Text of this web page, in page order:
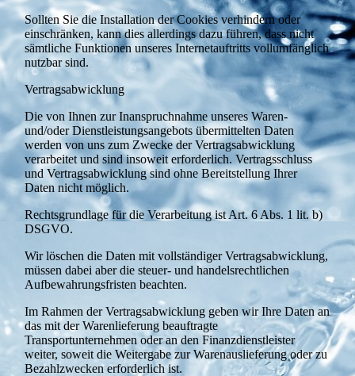
Sollten Sie die Installation der Cookies verhindern oder
einschränken, kann dies allerdings dazu führen, dass nicht
sämtliche Funktionen unseres Internetauftritts vollumfänglich
nutzbar sind.
Vertragsabwicklung
Die von Ihnen zur Inanspruchnahme unseres Waren-
und/oder Dienstleistungsangebots übermittelten Daten
werden von uns zum Zwecke der Vertragsabwicklung
verarbeitet und sind insoweit erforderlich. Vertragsschluss
und Vertragsabwicklung sind ohne Bereitstellung Ihrer
Daten nicht möglich.
Rechtsgrundlage für die Verarbeitung ist Art. 6 Abs. 1 lit. b)
DSGVO.
Wir löschen die Daten mit vollständiger Vertragsabwicklung,
müssen dabei aber die steuer- und handelsrechtlichen
Aufbewahrungsfristen beachten.
Im Rahmen der Vertragsabwicklung geben wir Ihre Daten an
das mit der Warenlieferung beauftragte
Transportunternehmen oder an den Finanzdienstleister
weiter, soweit die Weitergabe zur Warenauslieferung oder zu
Bezahlzwecken erforderlich ist.